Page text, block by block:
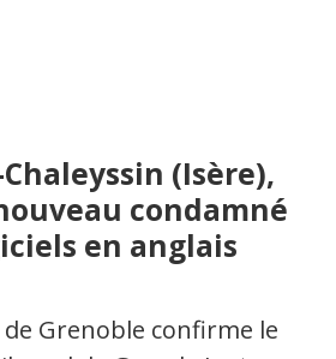
(Isère),
condamné
en anglais
Grenoble confirme le